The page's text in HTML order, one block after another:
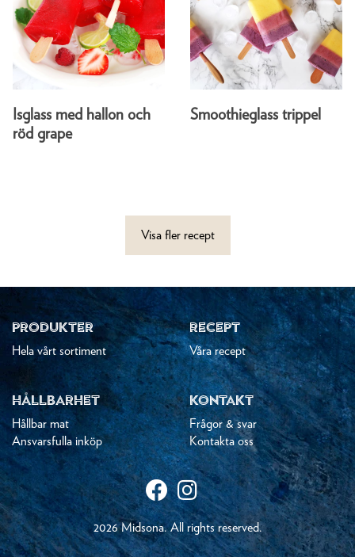
Isglass med hallon och
röd grape
Smoothieglass trippel
Visa fler recept
PRODUKTER
Hela vårt sortiment
RECEPT
Våra recept
HÅLLBARHET
Hållbar mat
Ansvarsfulla inköp
KONTAKT
Frågor & svar
Kontakta oss
2026 Midsona. All rights reserved.